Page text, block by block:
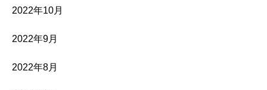
2022年10月
2022年9月
2022年8月